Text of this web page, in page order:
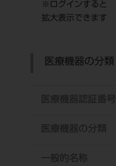
※ログインすると
拡大表示できます
医療機器の分類
医療機器認証番号
医療機器の分類
一般的名称